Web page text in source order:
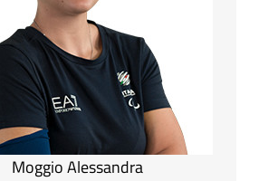
Moggio Alessandra